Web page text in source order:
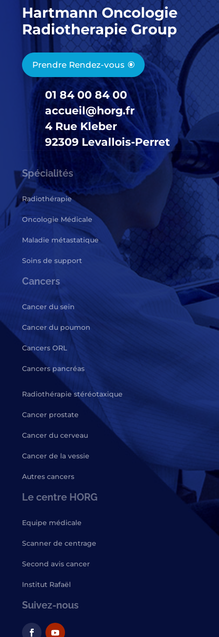
Hartmann Oncologie
Radiotherapie Group
Prendre Rendez-vous
01 84 00 84 00
accueil@horg.fr
4 Rue Kleber
92309 Levallois-Perret
Spécialités
Radiothérapie
Oncologie Médicale
Maladie métastatique
Soins de support
Cancers
Cancer du sein
Cancer du poumon
Cancers ORL
Cancers pancréas
Radiothérapie stéréotaxique
Cancer prostate
Cancer du cerveau
Cancer de la vessie
Autres cancers
Le centre HORG
Equipe médicale
Scanner de centrage
Second avis cancer
Institut Rafaël
Suivez-nous